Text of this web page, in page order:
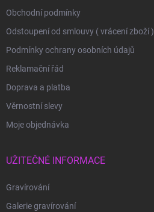
Obchodní podmínky
Odstoupení od smlouvy ( vrácení zboží )
Podmínky ochrany osobních údajů
Reklamační řád
Doprava a platba
Věrnostní slevy
Moje objednávka
UŽITEČNÉ INFORMACE
Gravírování
Galerie gravírování